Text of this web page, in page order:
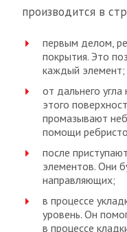
производится в
первым делом,
покрытия. Это
каждый элемент;
от дальнего
этого
промазывают
помощи
после
элементов. Они
направляющих;
в процессе
уровень. Он
в процессе